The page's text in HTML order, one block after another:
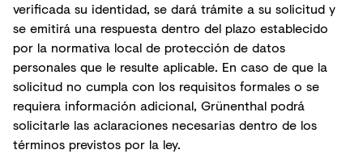
verificada su identidad, se dará trámite a su solicitud y
se emitirá una respuesta dentro del plazo establecido
por la normativa local de protección de datos
personales que le resulte aplicable. En caso de que la
solicitud no cumpla con los requisitos formales o se
requiera información adicional, Grünenthal podrá
solicitarle las aclaraciones necesarias dentro de los
términos previstos por la ley.